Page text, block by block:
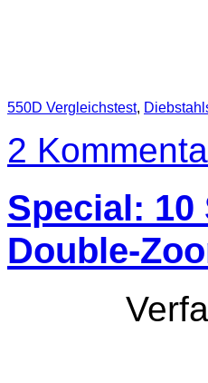
550D Vergleichstest,
2
Special:
Double-